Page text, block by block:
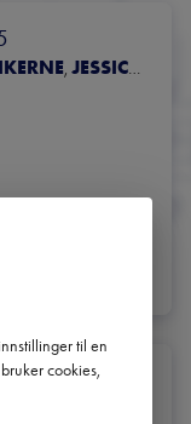
, JESSICA COTTIS
til en
cookies,